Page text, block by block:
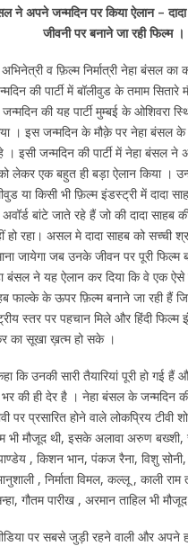
e
b
o
o
k
itt
er
e
gr
a
m
ss
e
n
g
er
k
ने अपने जन्मदिन पर किया ऐलान –
जीवनी पर बनाने जा रही फिल्म ।
व फ़िल्म निर्मात्री नेहा बंसल
की पार्टी में बॉलीवुड के तमाम सितारे
की यह पार्टी मुम्बई के ओशिवरा
। इस जन्मदिन के मौक़े पर नेहा बंसल के
। इसी जन्मदिन की पार्टी में नेहा बंसल ने
लेकर एक बहुत ही बड़ा ऐलान किया ।
या किसी भी फ़िल्म इंडस्ट्री में दादा
अवॉर्ड बांटे जाते रहे हैं जो की दादा
हो रहा। असल मे दादा साहब को सच्ची
जायेगा जब उनके जीवन पर पूरी फिल्म
बंसल ने यह ऐलान कर दिया कि वे एक
फाल्के के ऊपर फ़िल्म बनाने जा रही हैं
स्तर पर पहचान मिले और हिंदी
का सूखा ख़त्म हो सके ।
कि उनकी सारी तैयारियां पूरी हो गई
की ही देर है । नेहा बंसल के जन्मदिन
पर प्रसारित होने वाले लोकप्रिय टीवी
भी मौजूद थी, इसके अलावा अरुण बख्शी,
, किशन भान, पंकज रैना, विशु सोनी,
, निर्माता विमल, कल्लू , काली राम
गौतम पारीख , अरमान ताहिल भी
पर सबसे जुड़ी रहने वाली और